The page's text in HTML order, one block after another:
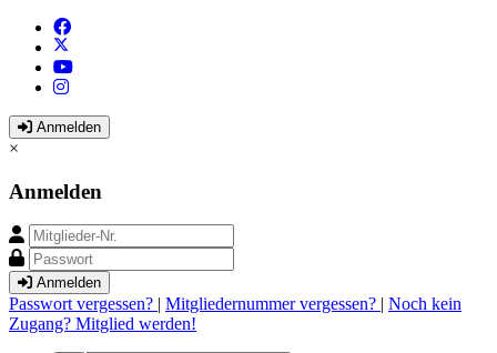
Anmelden
×
Anmelden
Anmelden
Passwort vergessen? | Mitgliedernummer vergessen? | Noch kein
Zugang? Mitglied werden!